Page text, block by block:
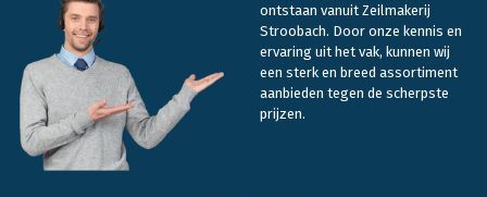
ontstaan vanuit Zeilmakerij
Stroobach. Door onze kennis en
ervaring uit het vak, kunnen wij
een sterk en breed assortiment
aanbieden tegen de scherpste
prijzen.